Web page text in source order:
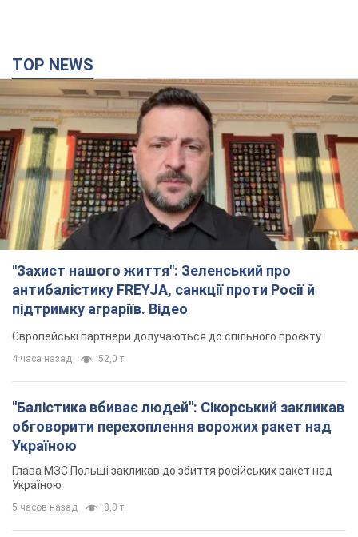
TOP NEWS
"Захист нашого життя": Зеленський про
антибалістику FREYJA, санкції проти Росії й
підтримку аграріїв. Відео
Європейські партнери долучаються до спільного проєкту
4 часа назад 52,0 т.
"Балістика вбиває людей": Сікорський закликав
обговорити перехоплення ворожих ракет над
Україною
Глава МЗС Польщі закликав до збиття російських ракет над
Україною
5 часов назад 8,0 т.